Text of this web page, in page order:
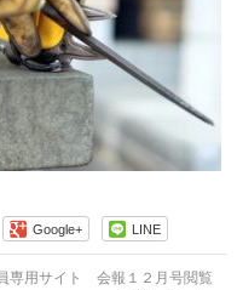
Google+ LINE
専用サイト 会報１２月号閲覧